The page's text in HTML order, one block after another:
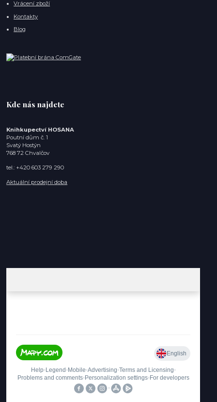
Vrácení zboží
Kontakty
Blog
Kde nás najdete
Knihkupectví HOSANA
Poutní dům č. 1
Svatý Hostýn
768 72 Chvalčov
tel.: +420 603 279 290
Aktuální prodejní doba